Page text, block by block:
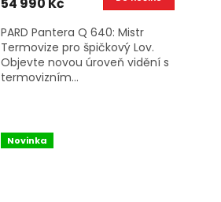
PARD Pantera Q 640: Mistr
Termovize pro špičkový Lov.
Objevte novou úroveň vidění s
termovizním...
Novinka